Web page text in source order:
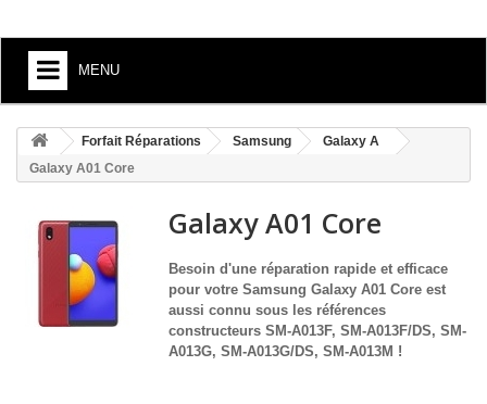
MENU
HOME
ACCUEIL
SMARTPHONE ET TABLETTE
DÉPANNAGE INFORMATIQUE À DOMICILE
ASSISTANCE DÉPANNAGE INFORMATIQUE À DISTANCE
ZONE DE DÉPLACEMENT
Forfait Réparations Samsung
Galaxy A
Galaxy A01 Core
Galaxy A01 Core
Besoin d'une réparation rapide et efficace
pour votre Samsung Galaxy A01 Core est
aussi connu sous les références
constructeurs SM-A013F, SM-A013F/DS, SM-
A013G, SM-A013G/DS, SM-A013M !